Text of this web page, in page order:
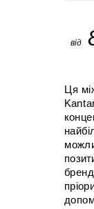
Ця
від